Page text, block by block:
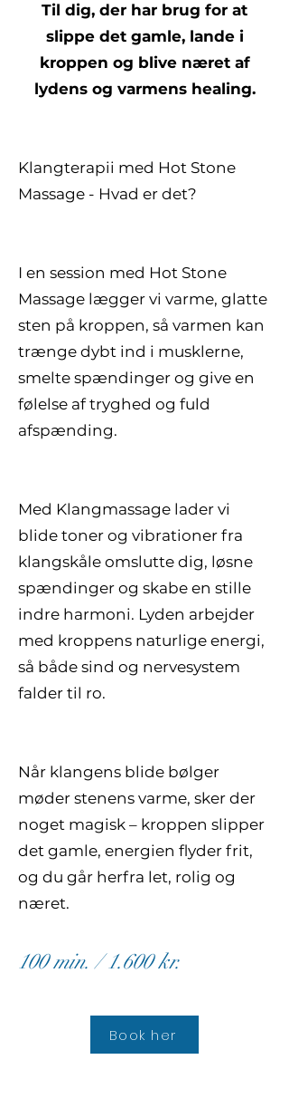
Til dig, der har brug for at
slippe det gamle, lande i
kroppen og blive næret af
lydens og varmens healing.
Klangterapii med Hot Stone
Massage - Hvad er det?
I en session med Hot Stone
Massage lægger vi varme, glatte
sten på kroppen, så varmen kan
trænge dybt ind i musklerne,
smelte spændinger og give en
følelse af tryghed og fuld
afspænding.
Med Klangmassage lader vi
blide toner og vibrationer fra
klangskåle omslutte dig, løsne
spændinger og skabe en stille
indre harmoni. Lyden arbejder
med kroppens naturlige energi,
så både sind og nervesystem
falder til ro.
Når klangens blide bølger
møder stenens varme, sker der
noget magisk – kroppen slipper
det gamle, energien flyder frit,
og du går herfra let, rolig og
næret.
100 min. / 1.600 kr.
Book her